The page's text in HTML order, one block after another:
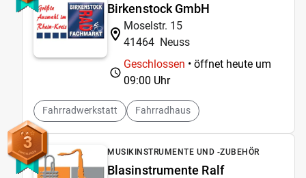
Birkenstock GmbH
Moselstr. 15
41464 Neuss
Geschlossen • öffnet heute um
09:00 Uhr
Fahrradwerkstatt Fahrradhaus
3 MUSIKINSTRUMENTE UND -ZUBEHÖR
Blasinstrumente Ralf